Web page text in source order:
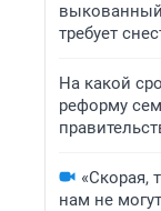
требует
На какой
реформу
«Скорая,
нам не